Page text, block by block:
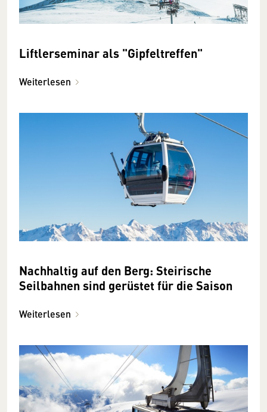
Liftlerseminar als "Gipfeltreffen"
Weiterlesen
Nachhaltig auf den Berg: Steirische
Seilbahnen sind gerüstet für die Saison
Weiterlesen